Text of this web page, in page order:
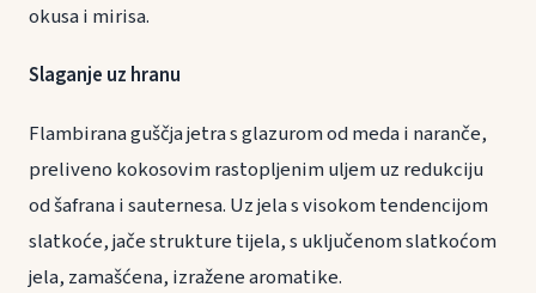
okusa i mirisa.
Slaganje uz hranu
Flambirana guščja jetra s glazurom od meda i naranče,
preliveno kokosovim rastopljenim uljem uz redukciju
od šafrana i sauternesa. Uz jela s visokom tendencijom
slatkoće, jače strukture tijela, s uključenom slatkoćom
jela, zamašćena, izražene aromatike.